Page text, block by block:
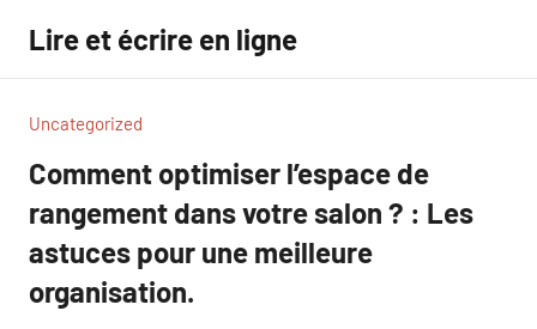
contenu
Lire et écrire en ligne
Uncategorized
Comment optimiser l’espace de
rangement dans votre salon ? : Les
astuces pour une meilleure
organisation.